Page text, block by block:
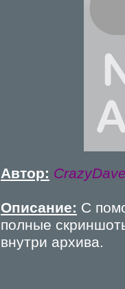
Автор:
Описание: С
полные
внутри архива.